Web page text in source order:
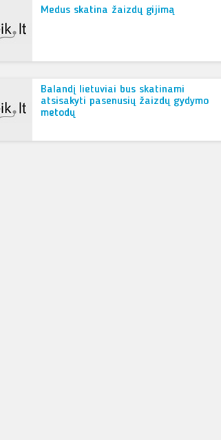
Medus skatina žaizdų gijimą
Balandį lietuviai bus skatinami
atsisakyti pasenusių žaizdų gydymo
metodų